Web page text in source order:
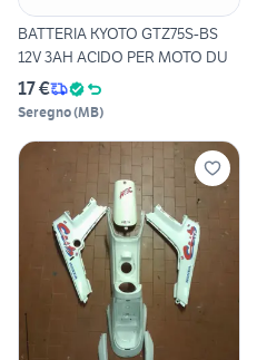
BATTERIA KYOTO GTZ75S-BS
12V 3AH ACIDO PER MOTO DU
17 €
Seregno(MB)